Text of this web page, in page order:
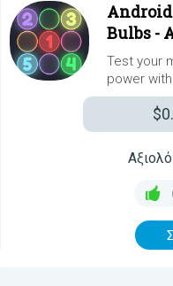
Bulbs -
Test your
power